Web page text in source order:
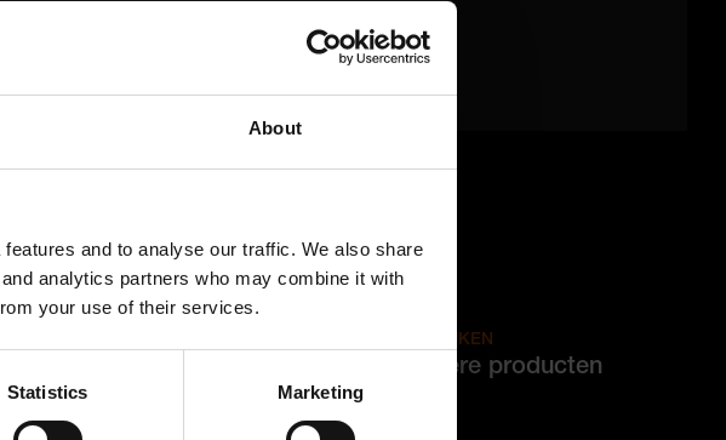
About
and to analyse our traffic. We also share
analytics partners who may combine it with
your use of their services.
Statistics Marketing
MEER BEKIJKEN
Bekijk andere producten
Dakpannen
Binnenmuren